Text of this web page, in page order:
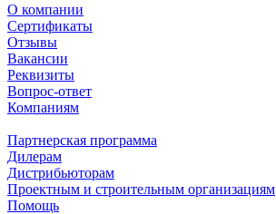
О компании
Сертификаты
Отзывы
Вакансии
Реквизиты
Вопрос-ответ
Компаниям
Партнерская программа
Дилерам
Дистрибьюторам
Проектным и строительным организациям
Помощь